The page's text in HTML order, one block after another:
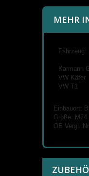
MEHR
Fahrzeug:
Karmann
VW Käfer
VW T1
Einbauort:
Größe: M24
OE Vergl.